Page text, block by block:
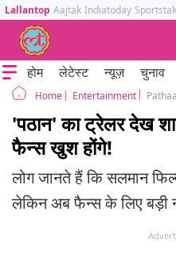
Lallantop Aajtak Indiatoday Sportstak
होम लेटेस्ट न्यूज़ चुनाव
Home Entertainment
'पठान' का ट्रेलर देख
फैन्स खुश होंगे!
लोग जानते हैं कि सलमान
लेकिन अब फैन्स के लिए बड़ी